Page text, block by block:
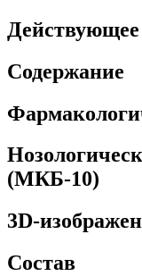
Содержание
(МКБ-10)
3D-
Состав